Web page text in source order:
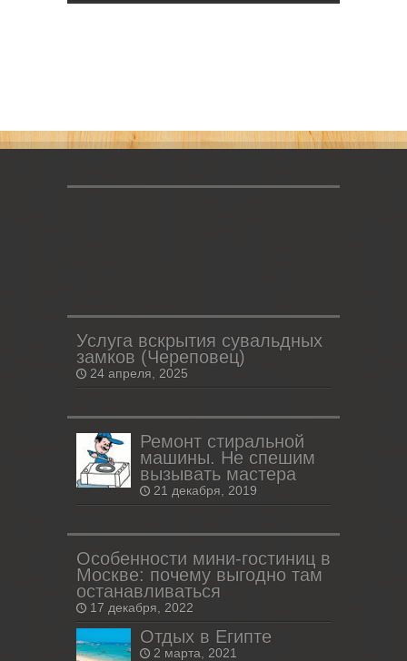
Услуга вскрытия сувальдных
замков (Череповец)
24 апреля, 2025
Ремонт стиральной
машины. Не спешим
вызывать мастера
21 декабря, 2019
Особенности мини-гостиниц в
Москве: почему выгодно там
останавливаться
17 декабря, 2022
Отдых в Египте
2 марта, 2021